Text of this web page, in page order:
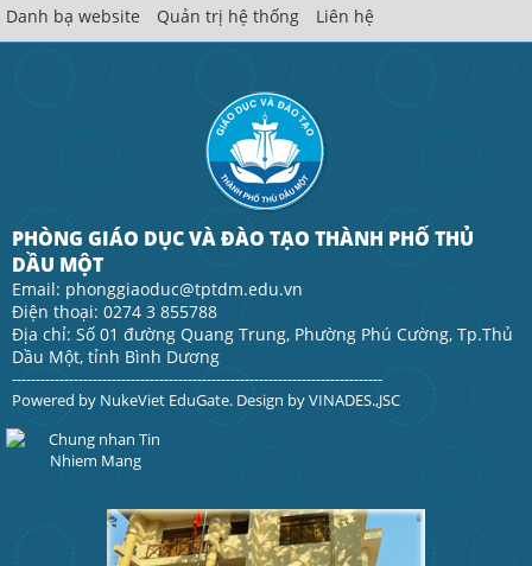
Danh bạ website Quản trị hệ thống Liên hệ
PHÒNG GIÁO DỤC VÀ ĐÀO TẠO THÀNH PHỐ THỦ
DẦU MỘT
Email: phonggiaoduc@tptdm.edu.vn
Điện thoại: 0274 3 855788
Địa chỉ: Số 01 đường Quang Trung, Phường Phú Cường, Tp.Thủ
Dầu Một, tỉnh Bình Dương
------------------------------------------------------------------------------
Powered by NukeViet EduGate. Design byVINADES.,JSC